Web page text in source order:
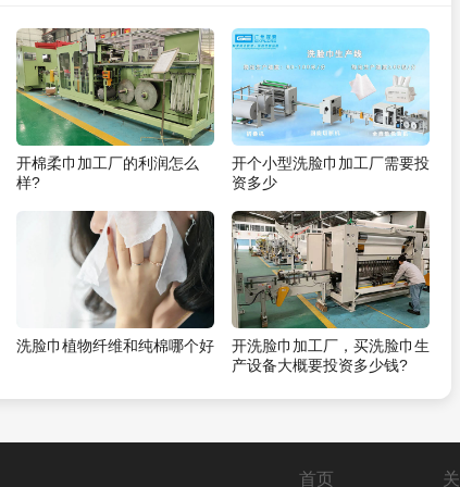
开棉柔巾加工厂的利润怎么
样?
开个小型洗脸巾加工厂需要投
资多少
洗脸巾植物纤维和纯棉哪个好
开洗脸巾加工厂，买洗脸巾生
产设备大概要投资多少钱?
首页